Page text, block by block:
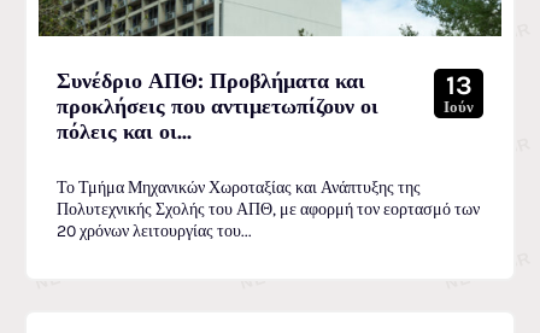
Συνέδριο ΑΠΘ: Προβλήματα και
προκλήσεις που αντιμετωπίζουν οι
πόλεις και οι...
13
Ιούν
Το Τμήμα Μηχανικών Χωροταξίας και Ανάπτυξης της
Πολυτεχνικής Σχολής του ΑΠΘ, με αφορμή τον εορτασμό των
20 χρόνων λειτουργίας του...